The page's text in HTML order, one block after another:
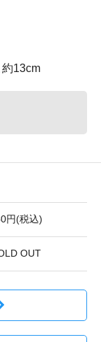
約13cm
円(税込)
OUT